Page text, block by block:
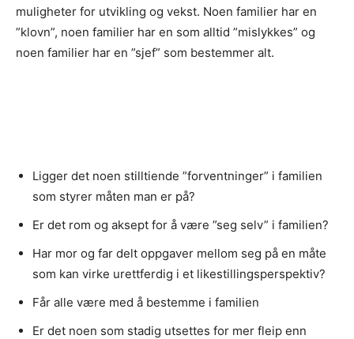
muligheter for utvikling og vekst. Noen familier har en
”klovn”, noen familier har en som alltid ”mislykkes” og
noen familier har en ”sjef” som bestemmer alt.
Ligger det noen stilltiende ”forventninger” i familien
som styrer måten man er på?
Er det rom og aksept for å være ”seg selv” i familien?
Har mor og far delt oppgaver mellom seg på en måte
som kan virke urettferdig i et likestillingsperspektiv?
Får alle være med å bestemme i familien
Er det noen som stadig utsettes for mer fleip enn